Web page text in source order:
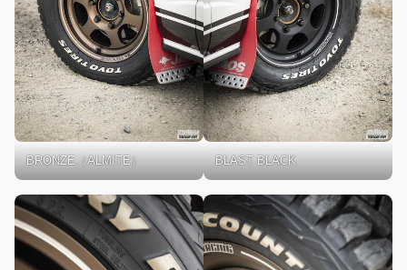
BRONZE（ALMITE） BLAST BLACK